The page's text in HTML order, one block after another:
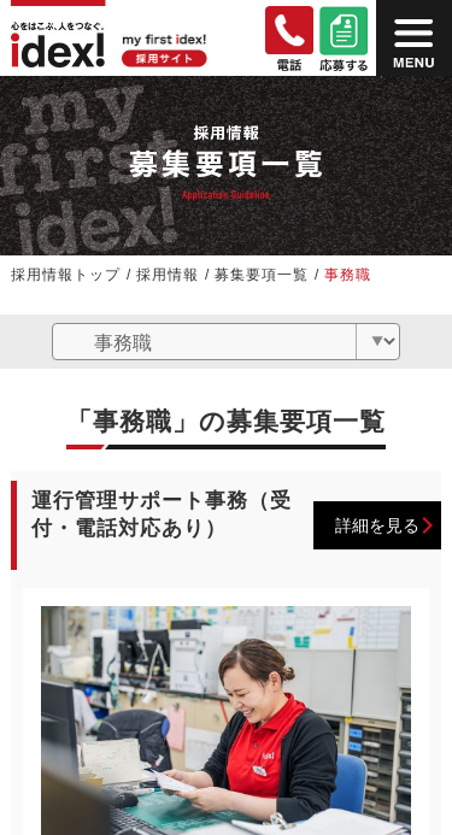
採用情報トップ /採用情報 /募集要項一覧 /事務職
「事務職」の募集要項一覧
運行管理サポート事務（受
付・電話対応あり）
詳細を見る